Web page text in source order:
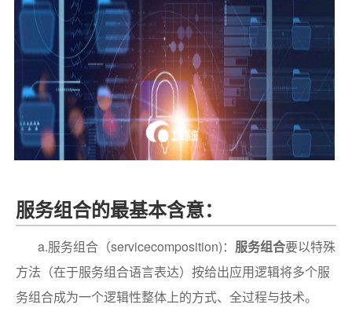
服务组合的最基本含意：
a.服务组合（servicecomposition)： 服务组合要以特殊
方法（在于服务组合语言表达）按给出应用逻辑将多个服
务组合成为一个逻辑性整体上的方式、全过程与技术。